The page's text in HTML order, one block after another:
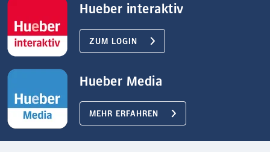
Hueber interaktiv
ZUM LOGIN
Hueber Media
MEHR ERFAHREN